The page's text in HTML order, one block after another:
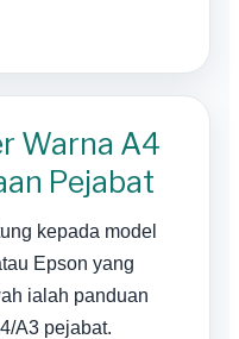
Warna A4
Pejabat
kepada model
Epson yang
ialah panduan
A3 pejabat.